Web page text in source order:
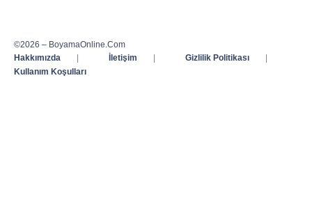
©2026 – BoyamaOnline.Com
Hakkımızda
| İletişim | Gizlilik Politikası
|
Kullanım Koşulları